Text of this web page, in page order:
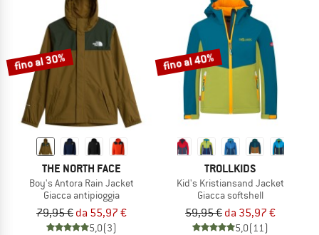
fino al 30%
THE NORTH FACE
Boy's Antora Rain Jacket
Giacca antipioggia
79,95 € da 55,97 €
5,0(3)
fino al 40%
TROLLKIDS
Kid's Kristiansand Jacket
Giacca softshell
59,95 € da 35,97 €
5,0(11)